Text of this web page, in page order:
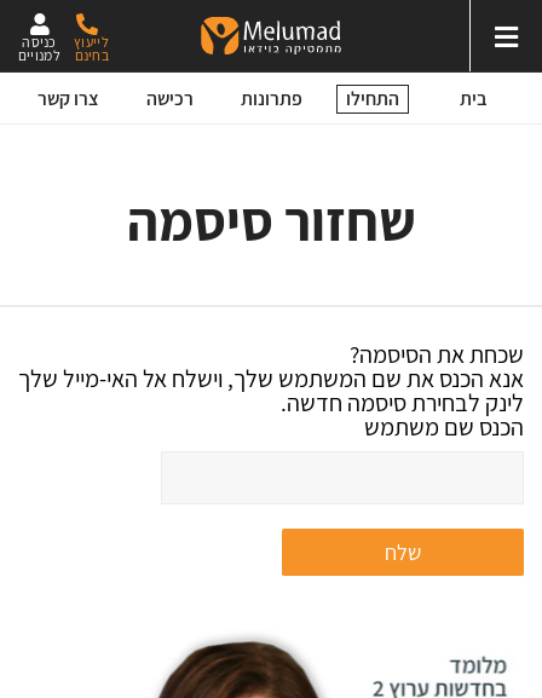
כניסה
למנויים
לייעוץ
בחינם
בית התחילו פתרונות רכישה צרו קשר
שחזור סיסמה
שכחת את הסיסמה?
אנא הכנס את שם המשתמש שלך, וישלח אל האי-מייל שלך
לינק לבחירת סיסמה חדשה.
הכנס שם משתמש